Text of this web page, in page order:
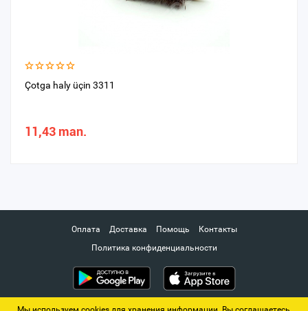
Çotga haly üçin 3311
11,43 man.
Оплата Доставка Помощь
Контакты
Политика конфиденциальности